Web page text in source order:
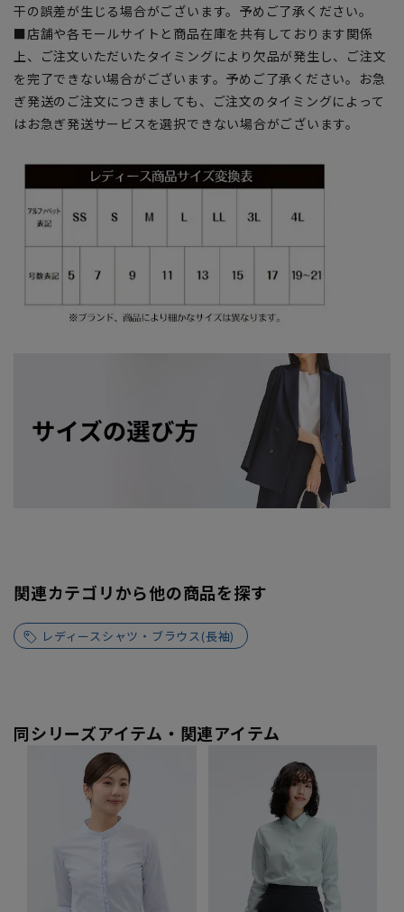
干の誤差が生じる場合がございます。予めご了承ください。
■店舗や各モールサイトと商品在庫を共有しております関係
上、ご注文いただいたタイミングにより欠品が発生し、ご注文
を完了できない場合がございます。予めご了承ください。お急
ぎ発送のご注文につきましても、ご注文のタイミングによって
はお急ぎ発送サービスを選択できない場合がございます。
関連カテゴリから他の商品を探す
レディースシャツ・ブラウス(長袖)
同シリーズアイテム・関連アイテム